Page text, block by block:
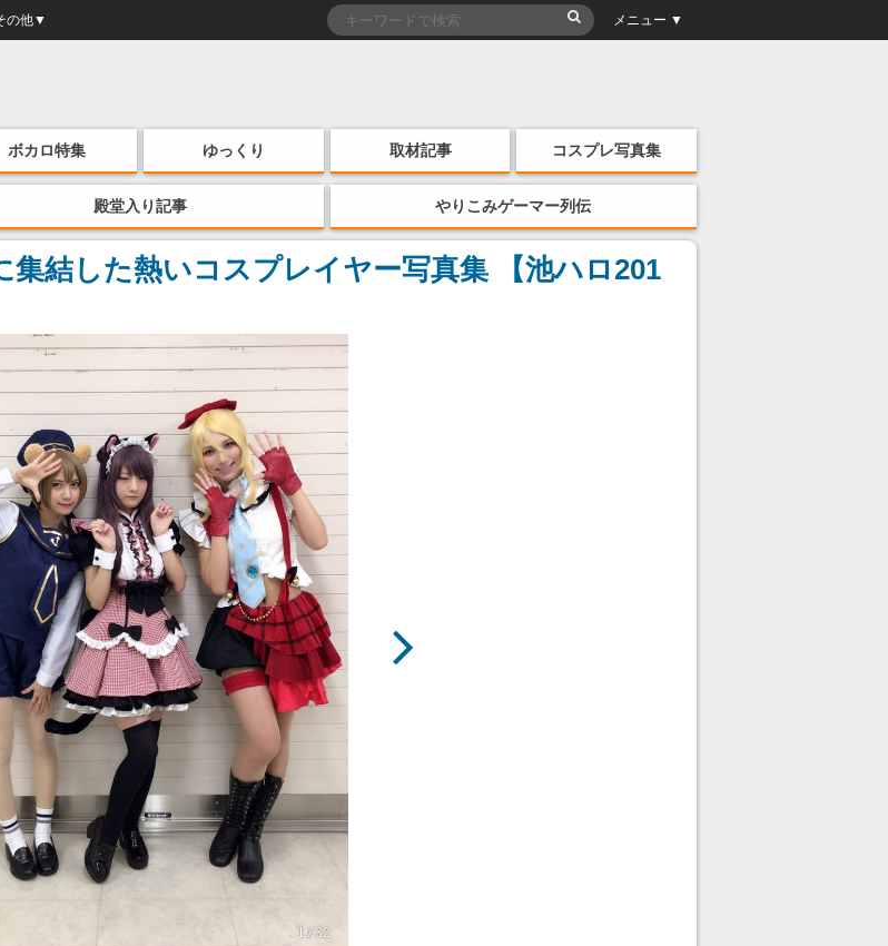
の他▼ メニュー ▼
ボカロ特集 ゆっくり 取材記事 コスプレ写真集
殿堂入り記事 やりこみゲーマー列伝
集結した熱いコスプレイヤー写真集 【池ハロ201
1 / 32